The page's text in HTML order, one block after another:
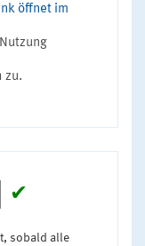
öffnet im
zu.
✔
sobald alle